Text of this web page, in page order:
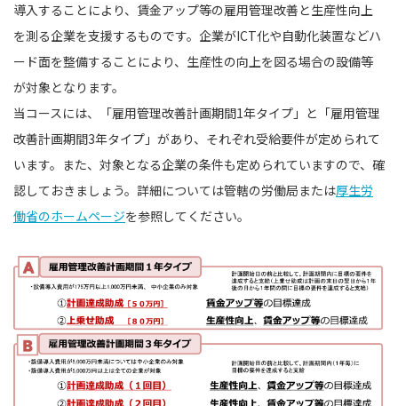
導入することにより、賃金アップ等の雇用管理改善と生産性向上
を測る企業を支援するものです。企業がICT化や自動化装置などハ
ード面を整備することにより、生産性の向上を図る場合の設備等
が対象となります。
当コースには、「雇用管理改善計画期間1年タイプ」と「雇用管理
改善計画期間3年タイプ」があり、それぞれ受給要件が定められて
います。また、対象となる企業の条件も定められていますので、確
認しておきましょう。詳細については管轄の労働局または厚生労
働省のホームページを参照してください。